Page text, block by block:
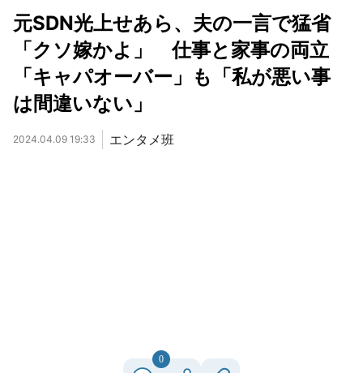
元SDN光上せあら、夫の一言で猛省
「クソ嫁かよ」 仕事と家事の両立
「キャパオーバー」も「私が悪い事
は間違いない」
2024.04.09 19:33 エンタメ班
0